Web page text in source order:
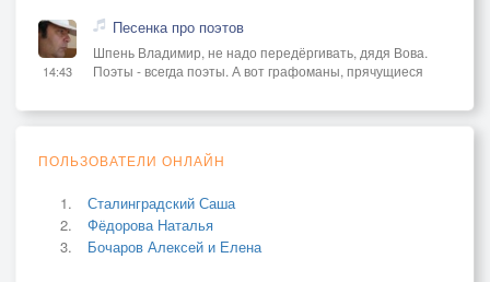
14:43
Песенка про поэтов
Шпень Владимир, не надо передёргивать, дядя Вова.
Поэты - всегда поэты. А вот графоманы, прячущиеся
ПОЛЬЗОВАТЕЛИ ОНЛАЙН
Сталинградский Саша
Фёдорова Наталья
Бочаров Алексей и Елена